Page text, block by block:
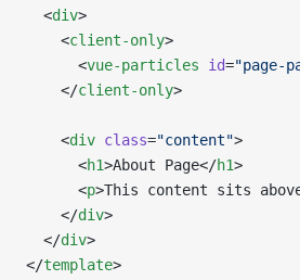
  <
div>
    <
client-only>
      <
vue-particles id="page-
    </
client-only>
    <
div class="content">
      <
h1>About Page</h1>
      <
p>This content sits
    </
div>
  </
div>
</template>